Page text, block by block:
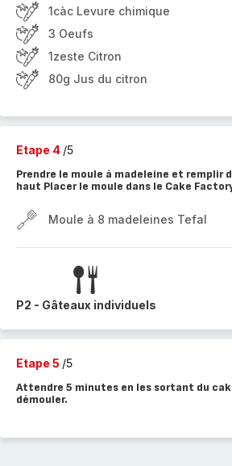
1càc Levure chimique
3 Oeufs
1zeste Citron
80g Jus du citron
Etape 4 /5
Prendre le moule à madeleine et remplir
haut Placer le moule dans le Cake
Moule à 8 madeleines Tefal
P2 - Gâteaux individuels
Etape 5 /5
Attendre 5 minutes en les sortant du
démouler.